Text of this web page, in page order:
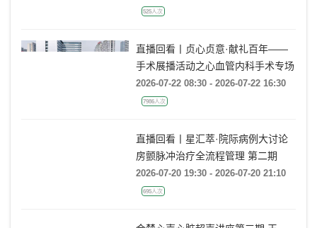
流的超声培训：从病理机制到临床诊
直播回看丨贞心贞意·献礼百年——
手术展播活动之心血管内科手术专场
直播回看丨星汇萃·院际病例大讨论
房颤脉冲治疗全流程管理 第二期